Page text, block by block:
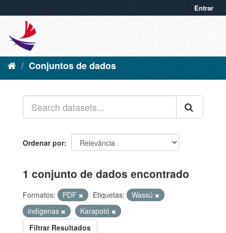
Entrar
Conjuntos de dados
Ordenar por
1 conjunto de dados encontrado
Formatos: PDF Etiquetas:
Wassú
indígenas
Karapotó
Filtrar Resultados